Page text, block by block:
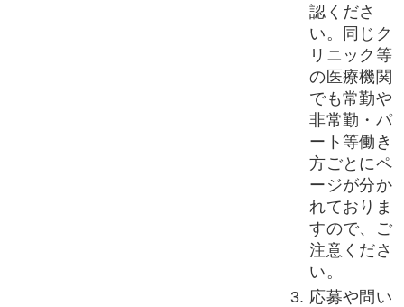
認くださ
い。同じク
リニック等
の医療機関
でも常勤や
非常勤・パ
ート等働き
方ごとにペ
ージが分か
れておりま
すので、ご
注意くださ
い。
応募や問い